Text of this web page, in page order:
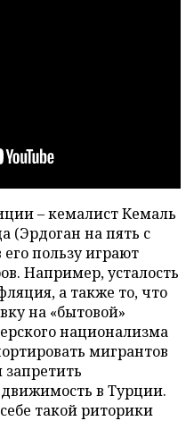
– кемалист Кемаль
(Эрдоган на пять с
пользу играют
Например, усталость
а также то, что
на «бытовой»
национализма
мигрантов
в Турции.
такой риторики